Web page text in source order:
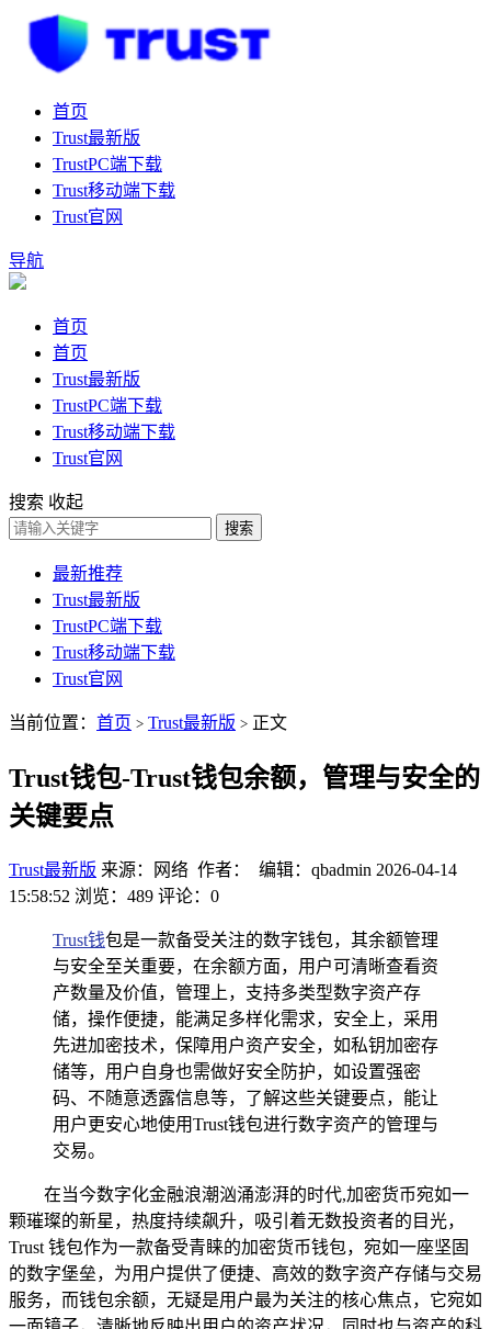
首页
Trust最新版
TrustPC端下载
Trust移动端下载
Trust官网
导航
首页
首页
Trust最新版
TrustPC端下载
Trust移动端下载
Trust官网
搜索 收起
搜索
最新推荐
Trust最新版
TrustPC端下载
Trust移动端下载
Trust官网
当前位置： 首页 > Trust最新版 > 正文
Trust钱包-Trust钱包余额，管理与安全的
关键要点
Trust最新版 来源：网络 作者： 编辑：qbadmin 2026-04-14
15:58:52 浏览：489 评论：0
Trust钱包是一款备受关注的数字钱包，其余额管理
与安全至关重要，在余额方面，用户可清晰查看资
产数量及价值，管理上，支持多类型数字资产存
储，操作便捷，能满足多样化需求，安全上，采用
先进加密技术，保障用户资产安全，如私钥加密存
储等，用户自身也需做好安全防护，如设置强密
码、不随意透露信息等，了解这些关键要点，能让
用户更安心地使用Trust钱包进行数字资产的管理与
交易。
在当今数字化金融浪潮汹涌澎湃的时代,加密货币宛如一
颗璀璨的新星，热度持续飙升，吸引着无数投资者的目光，
Trust 钱包作为一款备受青睐的加密货币钱包，宛如一座坚固
的数字堡垒，为用户提供了便捷、高效的数字资产存储与交易
服务，而钱包余额，无疑是用户最为关注的核心焦点，它宛如